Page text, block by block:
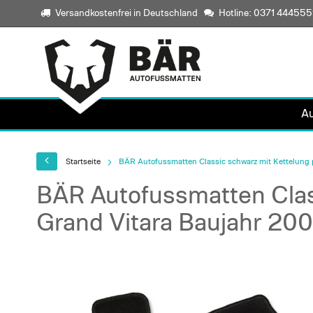
Versandkostenfrei in Deutschland Hotline: 0371
Startseite BÄR Autofussmatten Classic schwarz mit
BÄR Autofussmatten
Grand Vitara Baujahr